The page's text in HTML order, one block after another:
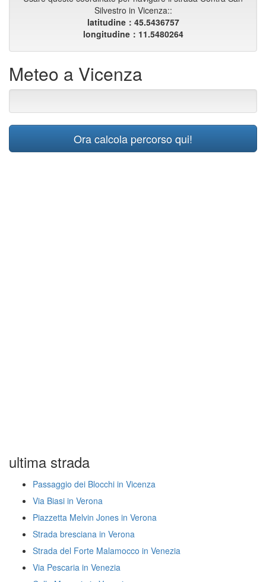
Silvestro in Vicenza::
latitudine：45.5436757
longitudine：11.5480264
Meteo a Vicenza
Ora calcola percorso qui!
ultima strada
Passaggio dei Blocchi in Vicenza
Via Biasi in Verona
Piazzetta Melvin Jones in Verona
Strada bresciana in Verona
Strada del Forte Malamocco in Venezia
Via Pescaria in Venezia